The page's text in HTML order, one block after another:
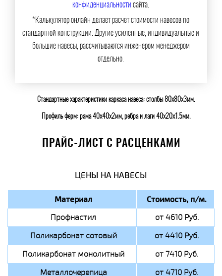
конфиденциальности сайта.
*Калькулятор онлайн делает расчет стоимости навесов по
стандартной конструкции. Другие усиленные, индивидуальные и
большие навесы, рассчитываются инженером менеджером
отдельно.
Стандартные характеристики каркаса навеса: столбы 80х80х3мм.
Профиль ферм: рама 40х40х2мм, ребра и лаги 40х20х1.5мм.
ПРАЙС-ЛИСТ С РАСЦЕНКАМИ
ЦЕНЫ НА НАВЕСЫ
Материал Стоимость, п/м.
Профнастил
от 4610 Руб.
Поликарбонат сотовый
от 4410 Руб.
Поликарбонат монолитный
от 7410 Руб.
Металлочерепица
от 4710 Руб.